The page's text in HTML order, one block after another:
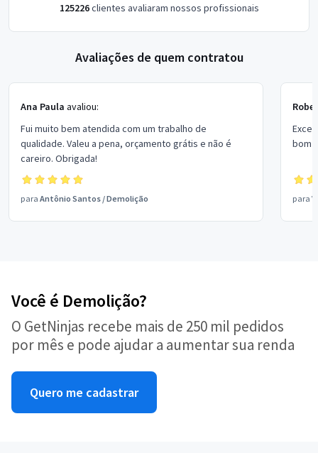
125226clientes avaliaram nossos profissionais
Avaliações de quem contratou
Ana Paula avaliou:
Fui muito bem atendida com um trabalho de
qualidade. Valeu a pena, orçamento grátis e não é
careiro. Obrigada!
para Antônio Santos /Demolição
bom
para
Você é Demolição?
O GetNinjas recebe mais de 250 mil pedidos
por mês e pode ajudar a aumentar sua renda
Quero me cadastrar